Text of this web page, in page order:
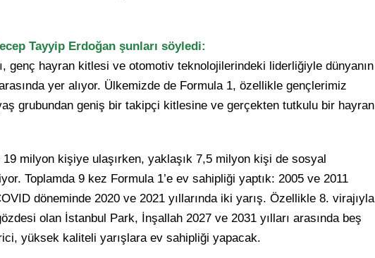
Tayyip Erdoğan şunları söyledi:
genç hayran kitlesi ve otomotiv teknolojilerindeki liderliğiyle dünyanın
yer alıyor. Ülkemizde de Formula 1, özellikle gençlerimiz
grubundan geniş bir takipçi kitlesine ve gerçekten tutkulu bir hayran
19 milyon kişiye ulaşırken, yaklaşık 7,5 milyon kişi de sosyal
Toplamda 9 kez Formula 1’e ev sahipliği yaptık: 2005 ve 2011
döneminde 2020 ve 2021 yıllarında iki yarış. Özellikle 8. virajıyla
olan İstanbul Park, İnşallah 2027 ve 2031 yılları arasında beş
yüksek kaliteli yarışlara ev sahipliği yapacak.